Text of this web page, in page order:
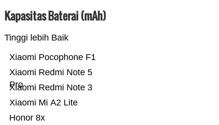
Kapasitas Baterai (mAh)
Tinggi lebih Baik
Honor 8x
Xiaomi Mi A2 Lite
Xiaomi Redmi Note 3
Xiaomi Redmi Note 5
Pro
Xiaomi Pocophone F1